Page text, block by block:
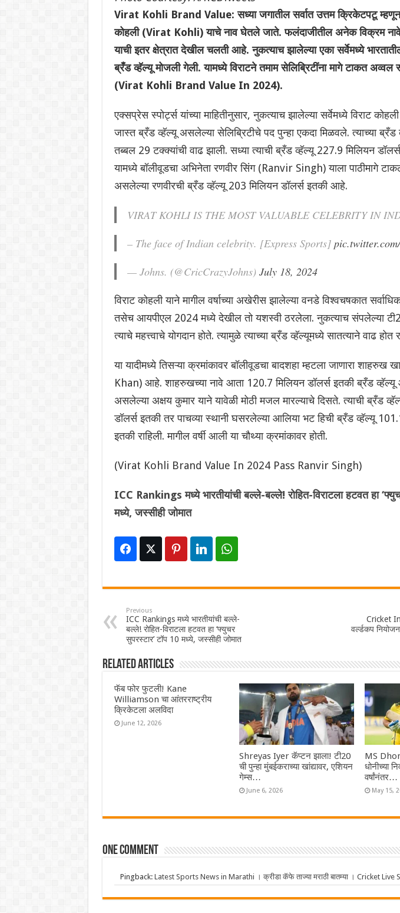
Virat Kohli Brand Value: सध्या जगातील सर्वात उत्तम क्रिकेटपटू म्हणून
कोहली (Virat Kohli) याचे नाव घेतले जाते. फलंदाजीतील अनेक विक्रम नावे
याची इतर क्षेत्रात देखील चलती आहे. नुकत्याच झालेल्या एका सर्वेमध्ये
ब्रँड व्हॅल्यू मोजली गेली. यामध्ये विराटने तमाम सेलिब्रिटींना मागे टाकत
(Virat Kohli Brand Value In 2024).
एक्सप्रेस स्पोर्ट्स यांच्या माहितीनुसार, नुकत्याच झालेल्या सर्वेमध्ये विराट कोहली
जास्त ब्रँड व्हॅल्यू असलेल्या सेलिब्रिटीचे पद पुन्हा एकदा मिळवले. त्याच्या ब्रँड
तब्बल 29 टक्क्यांची वाढ झाली. सध्या त्याची ब्रँड व्हॅल्यू 227.9 मिलियन
यामध्ये बॉलीवूडचा अभिनेता रणवीर सिंग (Ranvir Singh) याला पाठीमागे
असलेल्या रणवीरची ब्रँड व्हॅल्यू 203 मिलियन डॉलर्स इतकी आहे.
VIRAT KOHLI IS THE MOST VALUABLE CELEBRITY IN
– The face of Indian celebrity. [Express Sports]
— Johns. (@CricCrazyJohns) July 18, 2024
विराट कोहली याने मागील वर्षाच्या अखेरीस झालेल्या वनडे विश्वचषकात
तसेच आयपीएल 2024 मध्ये देखील तो यशस्वी ठरलेला. नुकत्याच संपलेल्या
त्याचे महत्त्वाचे योगदान होते. त्यामुळे त्याच्या ब्रँड व्हॅल्यूमध्ये सातत्याने वाढ होत
या यादीमध्ये तिसऱ्या क्रमांकावर बॉलीवूडचा बादशहा म्हटला जाणारा शाहरुख
Khan) आहे. शाहरुखच्या नावे आता 120.7 मिलियन डॉलर्स इतकी ब्रँड व्हॅल्यू
असलेल्या अक्षय कुमार याने यावेळी मोठी मजल मारल्याचे दिसते. त्याची ब्रँड
डॉलर्स इतकी तर पाचव्या स्थानी घसरलेल्या आलिया भट हिची ब्रँड व्हॅल्यू
इतकी राहिली. मागील वर्षी आली या चौथ्या क्रमांकावर होती.
(Virat Kohli Brand Value In 2024 Pass Ranvir Singh)
ICC Rankings मध्ये भारतीयांची बल्ले-बल्ले! रोहित-विराटला हटवत हा
मध्ये, जस्सीही जोमात
Previous
ICC Rankings मध्ये भारतीयांची बल्ले-
बल्ले! रोहित-विराटला हटवत हा ‘फ्युचर
सुपरस्टार’ टॉप 10 मध्ये, जस्सीही जोमात
Cricket
वर्ल्डकप
Related Articles
फॅब फोर फुटली! Kane
Williamson चा आंतरराष्ट्रीय
क्रिकेटला अलविदा
June 12, 2026
Shreyas Iyer कॅप्टन झाला! टी20
ची पुन्हा मुंबईकराच्या खांद्यावर, एशियन
गेम्स…
June 6, 2026
MS
धोनीच्या
वर्षांनंतर…
May 15,
One comment
Pingback: Latest Sports News in Marathi । क्रीडा कॅफे ताज्या मराठी बातम्या । Cricket Live